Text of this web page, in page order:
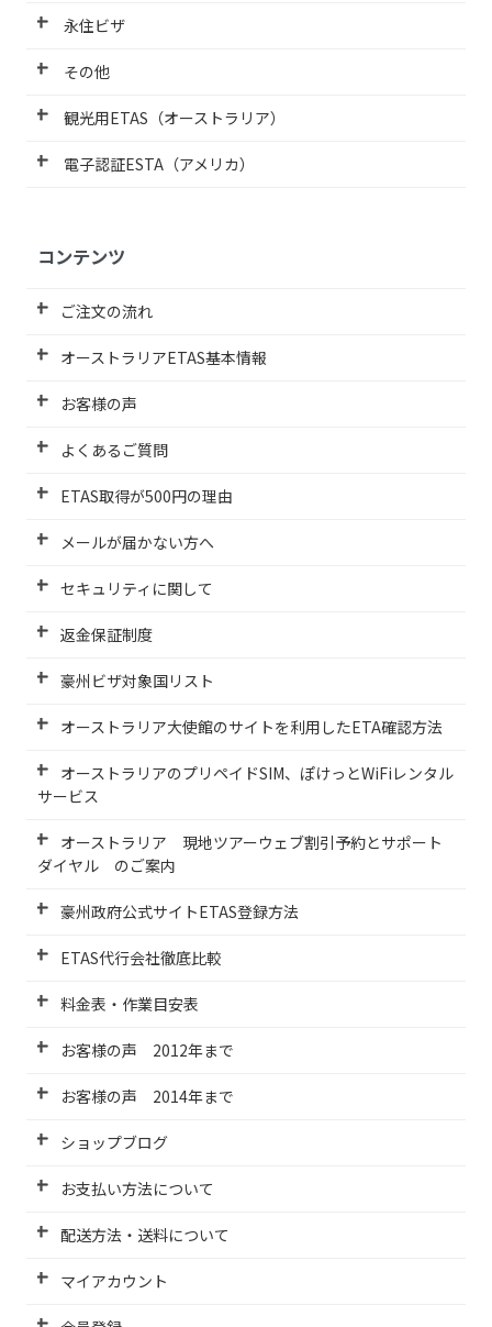
永住ビザ
その他
観光用ETAS（オーストラリア）
電子認証ESTA（アメリカ）
コンテンツ
ご注文の流れ
オーストラリアETAS基本情報
お客様の声
よくあるご質問
ETAS取得が500円の理由
メールが届かない方へ
セキュリティに関して
返金保証制度
豪州ビザ対象国リスト
オーストラリア大使館のサイトを利用したETA確認方法
オーストラリアのプリペイドSIM、ぽけっとWiFiレンタル
サービス
オーストラリア 現地ツアーウェブ割引予約とサポート
ダイヤル のご案内
豪州政府公式サイトETAS登録方法
ETAS代行会社徹底比較
料金表・作業目安表
お客様の声 2012年まで
お客様の声 2014年まで
ショップブログ
お支払い方法について
配送方法・送料について
マイアカウント